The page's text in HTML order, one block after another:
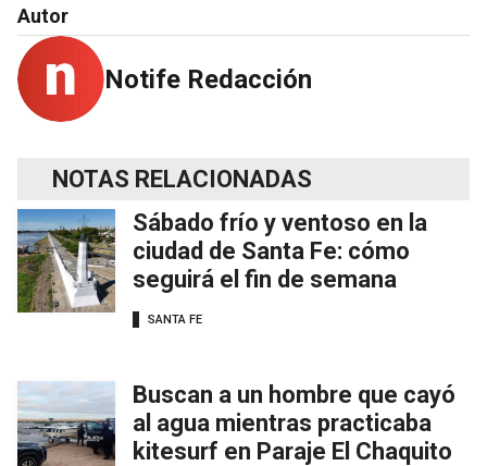
Autor
Notife Redacción
NOTAS RELACIONADAS
Sábado frío y ventoso en la
ciudad de Santa Fe: cómo
seguirá el fin de semana
SANTA FE
Buscan a un hombre que cayó
al agua mientras practicaba
kitesurf en Paraje El Chaquito